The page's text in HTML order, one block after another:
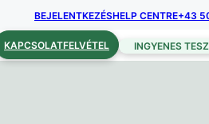
BEJELENTKEZÉSHELP CENTRE+43
KAPCSOLATFELVÉTEL INGYENES